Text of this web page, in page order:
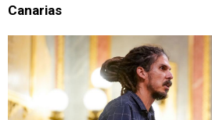
Canarias